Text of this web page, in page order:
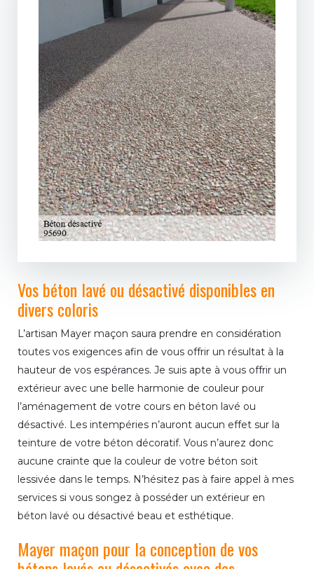
Vos béton lavé ou désactivé disponibles en
divers coloris
L’artisan Mayer maçon saura prendre en considération
toutes vos exigences afin de vous offrir un résultat à la
hauteur de vos espérances. Je suis apte à vous offrir un
extérieur avec une belle harmonie de couleur pour
l’aménagement de votre cours en béton lavé ou
désactivé. Les intempéries n’auront aucun effet sur la
teinture de votre béton décoratif. Vous n’aurez donc
aucune crainte que la couleur de votre béton soit
lessivée dans le temps. N’hésitez pas à faire appel à mes
services si vous songez à posséder un extérieur en
béton lavé ou désactivé beau et esthétique.
Mayer maçon pour la conception de vos